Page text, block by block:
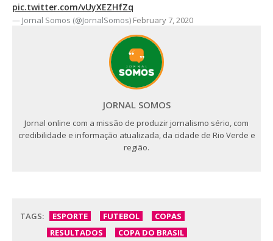
pic.twitter.com/vUyXEZHfZq
— Jornal Somos (@JornalSomos) February 7, 2020
JORNAL SOMOS
Jornal online com a missão de produzir jornalismo sério, com
credibilidade e informação atualizada, da cidade de Rio Verde e
região.
TAGS: ESPORTE FUTEBOL
COPAS
RESULTADOS
COPA DO BRASIL